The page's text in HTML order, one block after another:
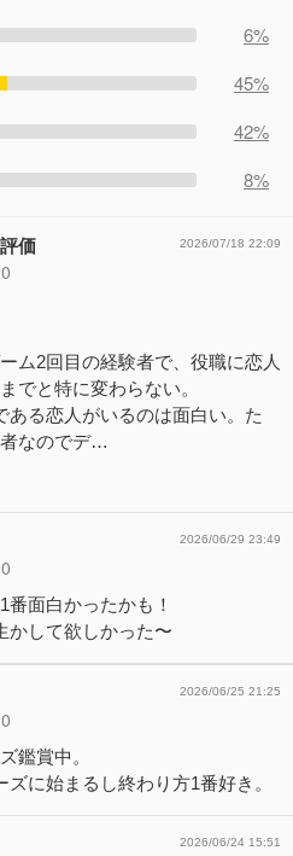
6%
45%
42%
8%
価
0
2026/07/18 22:09
ム2回目の経験者で、役職に恋人
でと特に変わらない。
ある恋人がいるのは面白い。た
なのでデ…
0
2026/06/29 23:49
番面白かったかも！
かして欲しかった〜
0
2026/06/25 21:25
鑑賞中。
に始まるし終わり方1番好き。
2026/06/24 15:51